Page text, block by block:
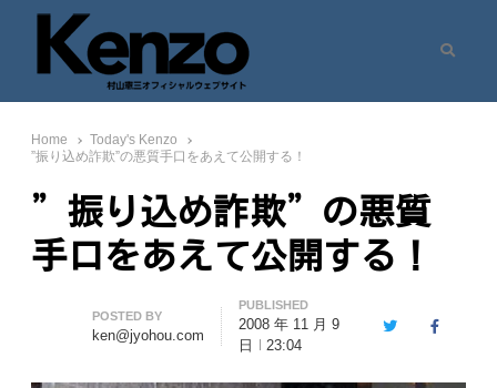
七転八起 – 村山憲三 Official Site
村山憲三ウェブサイト
Home
Today's Kenzo
”振り込め詐欺”の悪質手口をあえて公開する！
”振り込め詐欺”の悪質
手口をあえて公開する！
Author
POSTED BY
ken@jyohou.com
PUBLISHED
2008 年 11 月 9
日
23:04
TwitterFacebook